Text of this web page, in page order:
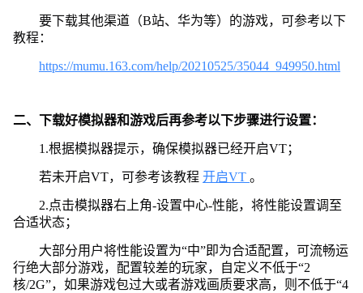
要下载其他渠道（B站、华为等）的游戏，可参考以下
教程：
https://mumu.163.com/help/20210525/35044_949950.html
二、下载好模拟器和游戏后再参考以下步骤进行设置：
1.根据模拟器提示，确保模拟器已经开启VT；
若未开启VT，可参考该教程 开启VT 。
2.点击模拟器右上角-设置中心-性能，将性能设置调至
合适状态；
大部分用户将性能设置为“中”即为合适配置，可流畅运
行绝大部分游戏，配置较差的玩家，自定义不低于“2
核/2G”，如果游戏包过大或者游戏画质要求高，则不低于“4